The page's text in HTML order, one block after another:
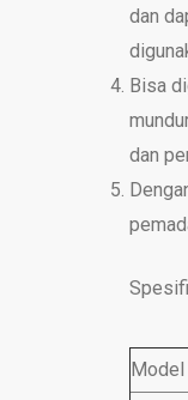
dan
Bisa
dan
Model